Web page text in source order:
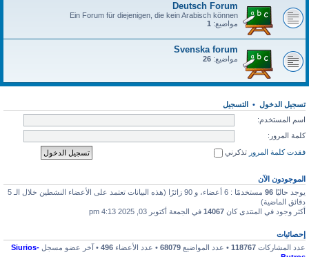
Deutsch Forum
Ein Forum für diejenigen, die kein Arabisch können
مواضيع: 1
Svenska forum
مواضيع: 26
تسجيل الدخول • التسجيل
اسم المستخدم:
كلمة المرور:
فقدت كلمة المرور تذكرني
الموجودون الآن
يوجد حاليًا 96
مستخدمًا : 6 أعضاء، و 90 زائرًا (هذه البيانات تعتمد على الأعضاء النشطين خلال الـ 5
دقائق الماضية)
أكثر وجود في المنتدى كان 14067 في الجمعة أكتوبر 03, 2025 4:13 pm
إحصائيات
عدد المشاركات 118767 • عدد المواضيع 68079 • عدد الأعضاء 496 • آخر عضو مسجل Siurios-